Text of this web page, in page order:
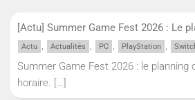
[Actu] Summer Game Fest 2026 : Le
Actu , Actualités , PC , PlayStation ,
Summer Game Fest 2026 : le
horaire. […]